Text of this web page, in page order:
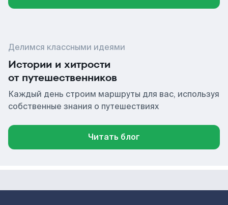
Делимся классными идеями
Истории и хитрости
от путешественников
Каждый день строим маршруты для вас, используя
собственные знания о путешествиях
Читать блог